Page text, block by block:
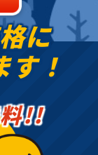
に
す！
料!!